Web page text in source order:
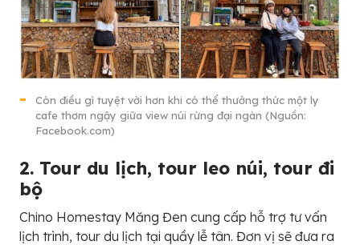
Còn điều gì tuyệt vời hơn khi có thể thưởng thức một ly
cafe thơm ngậy giữa view núi rừng đại ngàn (Nguồn:
Facebook.com)
2. Tour du lịch, tour leo núi, tour đi
bộ
Chino Homestay Măng Đen cung cấp hỗ trợ tư vấn
lịch trình, tour du lịch tại quầy lễ tân. Đơn vị sẽ đưa ra